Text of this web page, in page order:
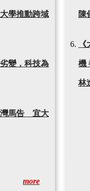
學推動跨域
變，科技為
灣馬告 宜大
more
陳
機
林